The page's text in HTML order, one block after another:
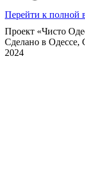
Перейти к полной
Проект «Чисто
Сделано в Одессе,
2024